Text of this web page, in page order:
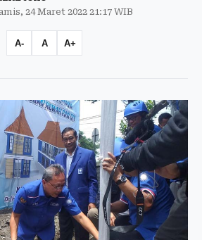
24 Maret 2022 21:17 WIB
A- A A+